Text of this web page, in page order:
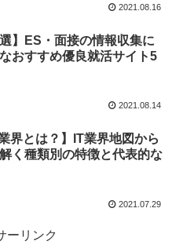
2021.08.16
選】ES・面接の情報収集に
おすすめ優良就活サイト5
2021.08.14
業界とは？】IT業界地図から
く種類別の特徴と代表的な
2021.07.29
ーリンク